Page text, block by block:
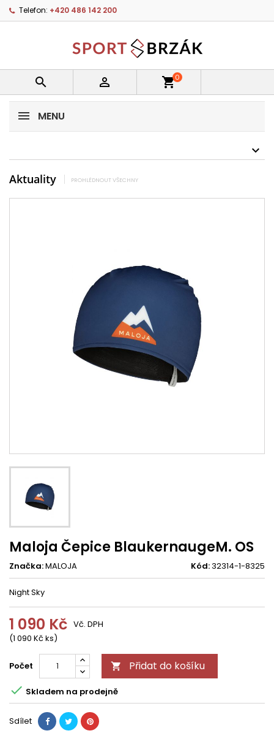
Telefon: +420 486 142 200
  shopping_cart0
MENU
Aktuality PROHLÉDNOUT VŠECHNY
Maloja Čepice BlaukernaugeM. OS
Značka:MALOJA Kód:32314-1-8325
Night Sky
1 090 Kč
(1 090 Kč ks)
Vč. DPH
Počet  Přidat do košíku
 Skladem na prodejně
Sdílet